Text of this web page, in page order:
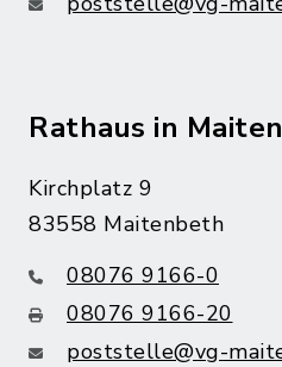
Rathaus in
Kirchplatz 9
83558 Maitenbeth
08076 9166-0
08076 9166-20
poststelle@vg-